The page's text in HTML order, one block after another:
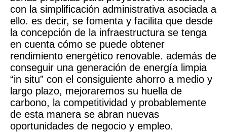
con la simplificación administrativa asociada a
ello. es decir, se fomenta y facilita que desde
la concepción de la infraestructura se tenga
en cuenta cómo se puede obtener
rendimiento energético renovable. además de
conseguir una generación de energía limpia
“in situ” con el consiguiente ahorro a medio y
largo plazo, mejoraremos su huella de
carbono, la competitividad y probablemente
de esta manera se abran nuevas
oportunidades de negocio y empleo.